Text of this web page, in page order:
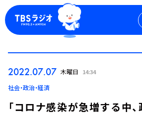
2022.07.07 木曜日 14:34
社会・政治・経済
「コロナ感染が急増する中、